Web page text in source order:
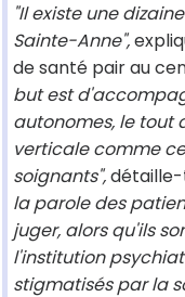
"Il existe une
Sainte-Anne",
de santé pair au
but est
autonomes, le tout
verticale comme
soignants",
la parole des
juger, alors qu'ils
l'institution
stigmatisés par la